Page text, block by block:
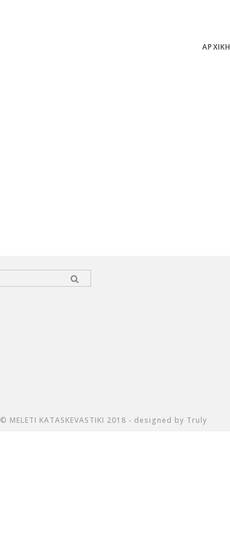
ΑΡΧΙΚΗ
© MELETI KATASKEVASTIKI 2018 - designed by Truly